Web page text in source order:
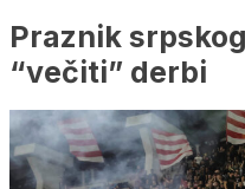
Praznik
“večiti” derbi